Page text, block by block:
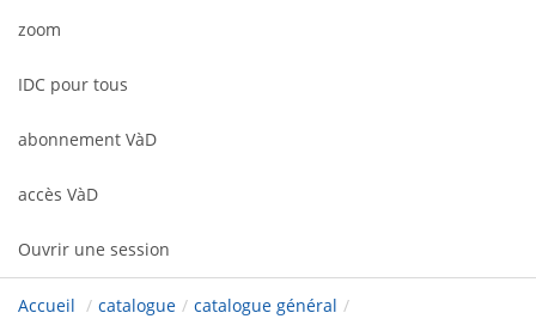
zoom
IDC pour tous
abonnement VàD
accès VàD
Ouvrir une session
Accueil / catalogue / catalogue général /